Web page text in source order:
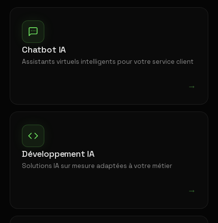
Chatbot IA
Assistants virtuels intelligents pour votre service client
→
Développement IA
Solutions IA sur mesure adaptées à votre métier
→